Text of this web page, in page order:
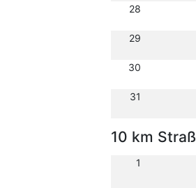
28
29
30
31
10 km
1